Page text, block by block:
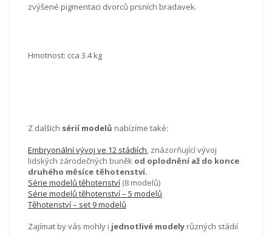
zvýšené pigmentaci dvorců prsních bradavek.
Hmotnost: cca 3.4 kg
Z dalších sérií modelů nabízíme také:
Embryonální vývoj ve 12 stádiích, znázorňující vývoj
lidských zárodečných buněk od oplodnění až do konce
druhého měsíce těhotenství.
Série modelů těhotenství (8 modelů)
Série modelů těhotenství – 5 modelů
Těhotenství – set 9 modelů
Zajímat by vás mohly i jednotlivé modely různých stádií